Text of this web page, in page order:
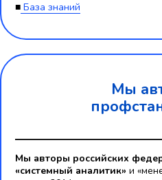
■ База знаний
Мы
Мы авторы российских
«системный аналитик» и